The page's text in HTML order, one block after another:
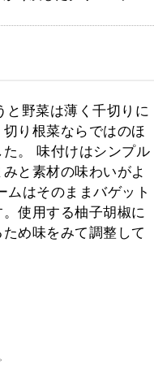
と野菜は薄く千切りに
り根菜ならではのほ
。 味付けはシンプル
と素材の味わいがよ
ムはそのままバゲット
使用する柚子胡椒に
め味をみて調整して